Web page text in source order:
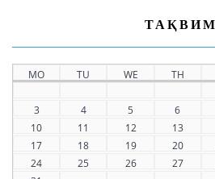
ТАҚВИМ
MO TU WE TH
3
4 5 6
10
11 12 13
17
18 19 20
24
25 26 27